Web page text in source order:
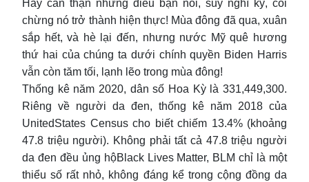
Hãy cẩn thận những điều bạn nói, suy nghĩ kỹ, coi
chừng nó trở thành hiện thực! Mùa đông đã qua, xuân
sắp hết, và hè lại đến, nhưng nước Mỹ quê hương
thứ hai của chúng ta dưới chính quyền Biden Harris
vẫn còn tăm tối, lạnh lẽo trong mùa đông!
Thống kê năm 2020, dân số Hoa Kỳ là 331,449,300.
Riêng về người da đen, thống kê năm 2018 của
UnitedStates Census cho biết chiếm 13.4% (khoảng
47.8 triệu người). Không phải tất cả 47.8 triệu người
da đen đều ủng hộBlack Lives Matter, BLM chỉ là một
thiểu số rất nhỏ, không đáng kể trong cộng đồng da